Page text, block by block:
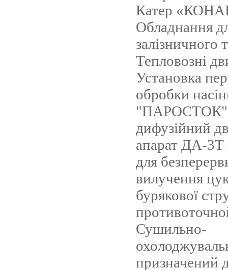
Катер
Обладнання
залізничного
Тепловозні
Установка
обробки
дифузійний
апарат ДА-3Т
для
вилучення
бурякової
Сушильно-
призначений